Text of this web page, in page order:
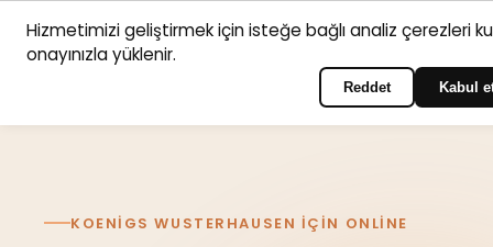
AnasayfaHizmet Psikologlarİletişim
KOENIGS WUSTERHAUSEN IÇIN ONLINE
Hizmetimizi geliştirmek için isteğe bağlı analiz çerezleri
onayınızla yüklenir.
Reddet Kabul